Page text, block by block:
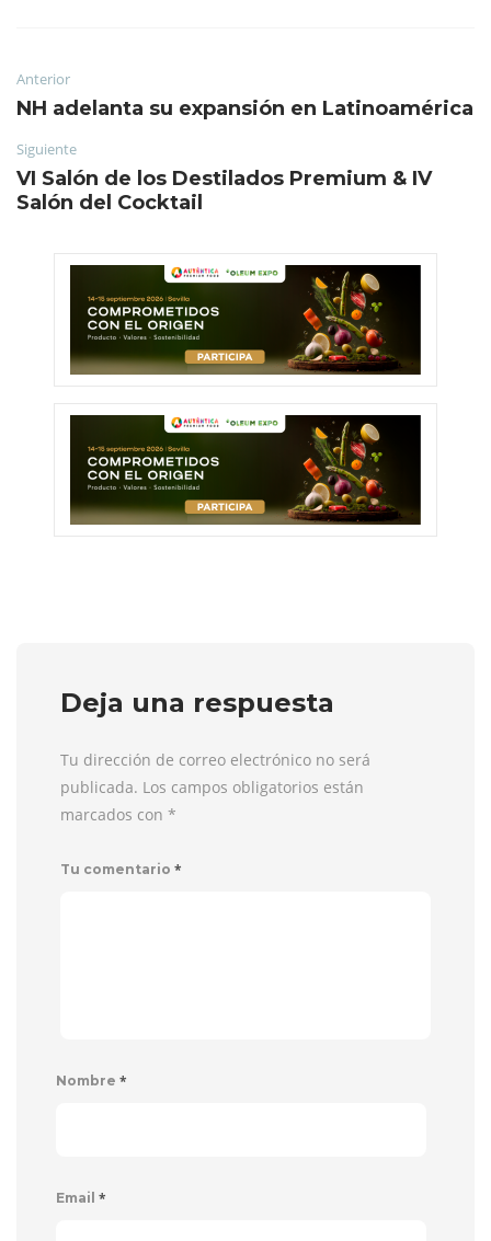
Anterior
NH adelanta su expansión en Latinoamérica
Siguiente
VI Salón de los Destilados Premium & IV
Salón del Cocktail
Deja una respuesta
Tu dirección de correo electrónico no será
publicada. Los campos obligatorios están
marcados con *
Tu comentario *
Nombre *
Email *